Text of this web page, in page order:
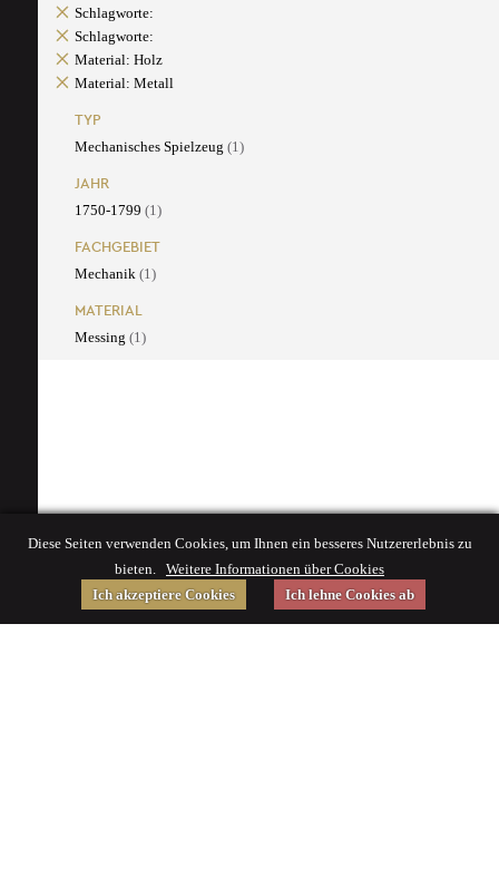
Schlagworte:
Schlagworte:
Material: Holz
Material: Metall
TYP
Mechanisches Spielzeug (1)
JAHR
1750-1799 (1)
FACHGEBIET
Mechanik (1)
MATERIAL
Messing (1)
Diese Seiten verwenden Cookies, um Ihnen ein besseres Nutzererlebnis zu
bieten. Weitere Informationen über Cookies
Ich akzeptiere Cookies
Ich lehne Cookies ab